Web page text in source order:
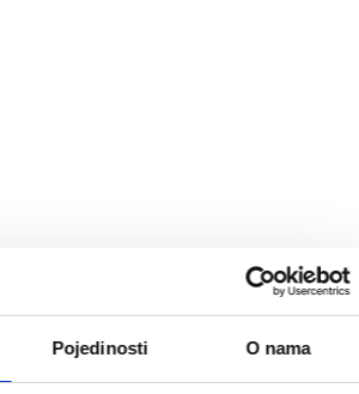
Pojedinosti O nama